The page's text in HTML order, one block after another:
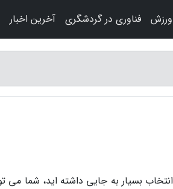
بسیار به جایی داشته اید، شما می
ورزش فناوری در گردشگری آخرین اخبار